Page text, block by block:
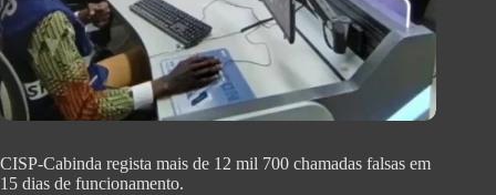
CISP-Cabinda regista mais de 12 mil 700 chamadas falsas em
15 dias de funcionamento.